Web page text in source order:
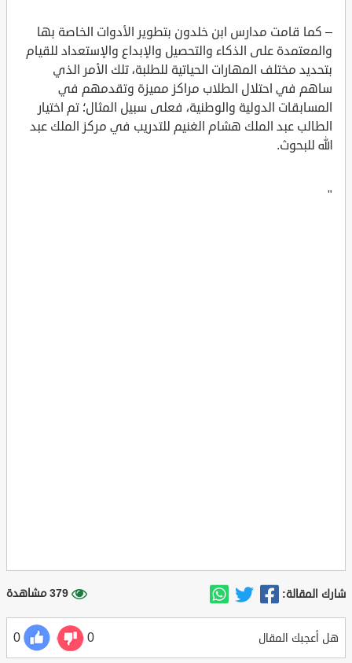
– كما قامت مدارس ابن خلدون بتطوير الأدوات الخاصة بها
والمعتمدة على الذكاء والتحصيل والإبداع والإستعداد للقيام
بتحديد مختلف المهارات الحياتية للطلبة، تلك الأمر الذي
ساهم في احتلال الطلاب مراكز مميزة وتقدمهم في
المسابقات الدولية والوطنية، فعلى سبيل المثال؛ تم اختيار
الطالب عبد الملك هشام الغنيم للتدريب في مركز الملك عبد
الله للبحوث.
"
شارك المقالة: 379 مشاهدة
هل أعجبك المقال 0
0